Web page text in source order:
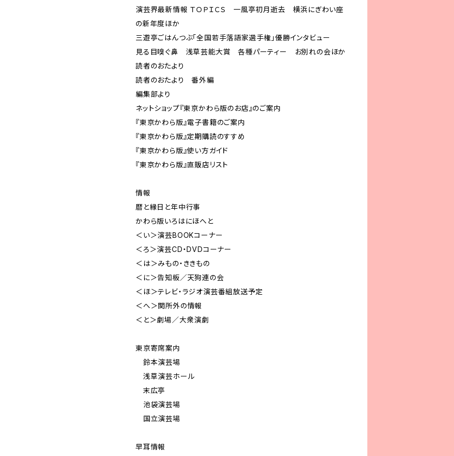
演芸界最新情報 ＴＯＰＩＣＳ 一風亭初月逝去 横浜にぎわい座
の新年度ほか
三遊亭ごはんつぶ「全国若手落語家選手権」優勝インタビュー
見る目嗅ぐ鼻 浅草芸能大賞 各種パーティー お別れの会ほか
読者のおたより
読者のおたより 番外編
編集部より
ネットショップ『東京かわら版のお店』のご案内
『東京かわら版』電子書籍のご案内
『東京かわら版』定期購読のすすめ
『東京かわら版』使い方ガイド
『東京かわら版』直販店リスト
情報
暦と縁日と年中行事
かわら版いろはにほへと
＜い＞演芸BOOKコーナー
＜ろ＞演芸CD・DVDコーナー
＜は＞みもの・ききもの
＜に＞告知板／天狗連の会
＜ほ＞テレビ・ラジオ演芸番組放送予定
＜へ＞関所外の情報
＜と＞劇場／大衆演劇
東京寄席案内
鈴本演芸場
浅草演芸ホール
末広亭
池袋演芸場
国立演芸場
早耳情報